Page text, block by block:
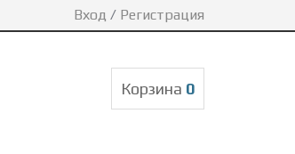
Вход / Регистрация
Корзина 0